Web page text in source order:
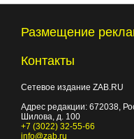
Размещение
Контакты
Сетевое издание ZAB.RU
Адрес редакции: 672038,
Шилова, д. 100
+7 (3022) 32-55-66
info@zab.ru